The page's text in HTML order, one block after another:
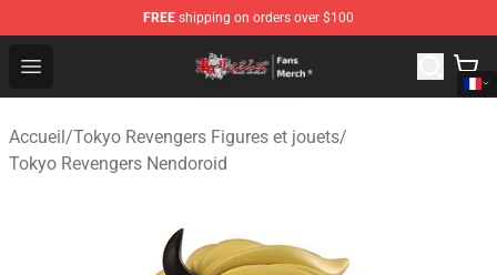
FREE shipping on orders over $100
Open menu
Tokyo Revengers Store - Official Tokyo Revengers
Accueil/Tokyo Revengers Figures et jouets/
Tokyo Revengers Nendoroid